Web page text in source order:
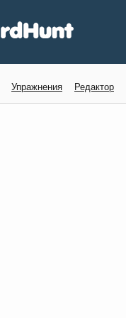
Упражнения Редактор